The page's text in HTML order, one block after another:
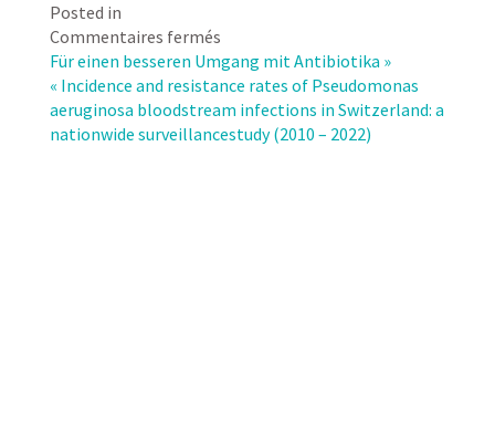
Posted in
Commentaires ferméssur
AMC
data
2020–
2021
Für einen besseren Umgang mit Antibiotika »
« Incidence and resistance rates of Pseudomonas
aeruginosa bloodstream infections in Switzerland: a
nationwide surveillancestudy (2010 – 2022)